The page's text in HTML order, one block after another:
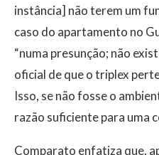
instância] não terem um
caso do apartamento no
“numa presunção; não
oficial de que o triplex
Isso, se não fosse o
razão suficiente para uma
Comparato enfatiza que,